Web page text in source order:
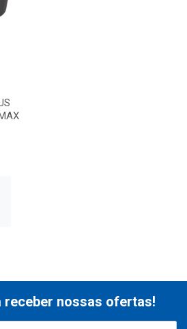
receber nossas ofertas!